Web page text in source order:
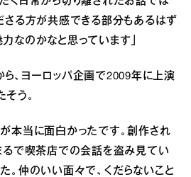
さる方が共感できる部分もあるはず
なのかなと思っています」
、ヨーロッパ企画で2009年に上演
う。
が本当に面白かったです。創作され
るで喫茶店での会話を盗み見てい
。仲のいい面々で、くだらないこと